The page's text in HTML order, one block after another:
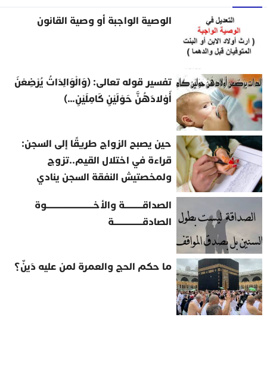
الوصية الواجبة أو وصية القانون
تفسير قوله تعالى: (وَالْوَالِدَاتُ يُرْضِعْنَ
أَوْلادَهُنَّ حَوْلَيْنِ كَامِلَيْنِ…)
حين يصبح الزواج طريقًا إلى السجن:
قراءة في اختلال القيم..تزوج
ولمخصتيش النفقة السجن ينادي
الصداقــــــــــة والأخــــــــــــــــــــــــــوة
الصادقــــــــــــــــة
ما حكم الحج والعمرة لمن عليه دَينٌ؟